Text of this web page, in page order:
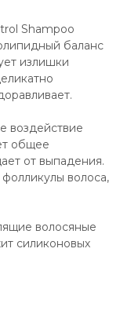
Shampoo
баланс
излишки
воздействие
общее
от выпадения.
волоса,
волосяные
силиконовых